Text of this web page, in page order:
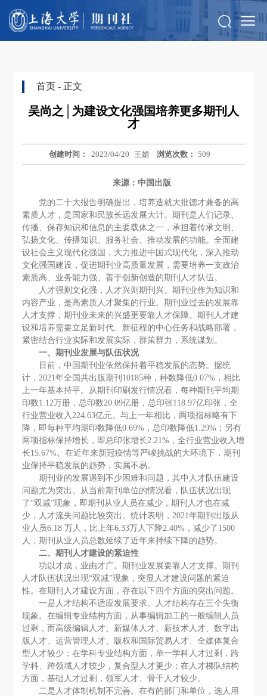
首页 - 正文
吴尚之│为建设文化强国培养更多期刊人
才
创建时间：2023/04/20 王婧 浏览次数： 509
来源：中国出版
党的二十大报告明确提出，培养造就大批德才兼备的高
素质人才，是国家和民族长远发展大计。期刊是人们记录、
传播、保存知识和信息的主要载体之一，承担着传承文明、
弘扬文化、传播知识、服务社会、推动发展的功能。全面建
设社会主义现代化强国，大力推进中国式现代化，深入推动
文化强国建设，促进期刊业高质量发展，需要培养一支政治
素质高、业务能力强、善于创新创造的期刊人才队伍。
人才强则文化强，人才兴则期刊兴。期刊业作为知识和
内容产业，是高素质人才聚集的行业。期刊业过去的发展靠
人才支撑，期刊业未来的兴盛更要靠人才保障。期刊人才建
设和培养需要立足新时代、新征程的中心任务和战略部署，
紧密结合行业实际和发展实际，群策群力，系统谋划。
一、期刊业发展与队伍状况
目前，中国期刊业依然保持着平稳发展的态势。据统
计，2021年全国共出版期刊10185种，种数降低0.07%，相比
上一年基本持平。从期刊印刷发行情况看，每种期刊平均期
印数1.12万册，总印数20.09亿册，总印张118.97亿印张，全
行业营业收入224.63亿元。与上一年相比，两项指标略有下
降，即每种平均期印数降低0.69%，总印数降低1.29%；另有
两项指标保持增长，即总印张增长2.21%，全行业营业收入增
长15.67%。在近年来新冠疫情等严峻挑战的大环境下，期刊
业保持平稳发展的趋势，实属不易。
期刊业的发展遇到不少困难和问题，其中人才队伍建设
问题尤为突出。从当前期刊单位的情况看，队伍状况出现
了“双减”现象，即期刊从业人员在减少，期刊人才也在减
少，人才流失问题比较突出。统计表明，2021年期刊出版从
业人员6.18 万人，比上年6.33万人下降2.40%，减少了1500
人，期刊从业人员总数延续了近年来持续下降的趋势。
二、期刊人才建设的紧迫性
功以才成，业由才广。期刊业发展要靠人才支撑。期刊
人才队伍状况出现“双减”现象，突显人才建设问题的紧迫
性。在期刊人才建设方面，存在以下四个方面的突出问题。
一是人才结构不适应发展要求。人才结构存在三个失衡
现象。在编辑专业结构方面，从事编辑加工的一般编辑人员
过剩，而高级编辑人才、新媒体人才、新技术人才、数字出
版人才、运营管理人才、版权和国际贸易人才、全媒体复合
型人才较少；在学科专业结构方面，单一学科人才过剩，跨
学科、跨领域人才较少，复合型人才更少；在人才梯队结构
方面，基础人才过剩，领军人才、骨干人才较少。
二是人才体制机制不完善。在有的部门和单位，选人用